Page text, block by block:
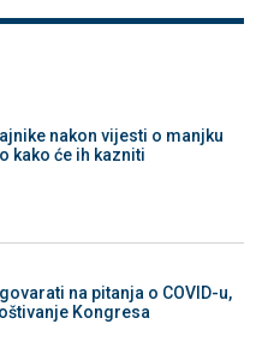
nakon vijesti o manjku
kako će ih kazniti
na pitanja o COVID-u,
Kongresa